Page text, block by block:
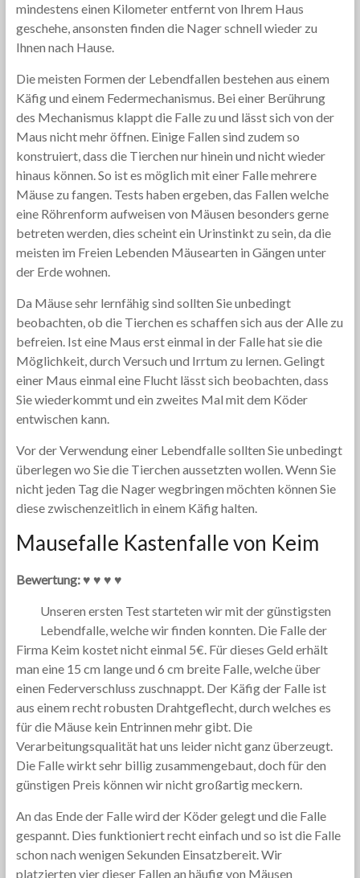
mindestens einen Kilometer entfernt von Ihrem Haus
geschehe, ansonsten finden die Nager schnell wieder zu
Ihnen nach Hause.
Die meisten Formen der Lebendfallen bestehen aus einem
Käfig und einem Federmechanismus. Bei einer Berührung
des Mechanismus klappt die Falle zu und lässt sich von der
Maus nicht mehr öffnen. Einige Fallen sind zudem so
konstruiert, dass die Tierchen nur hinein und nicht wieder
hinaus können. So ist es möglich mit einer Falle mehrere
Mäuse zu fangen. Tests haben ergeben, das Fallen welche
eine Röhrenform aufweisen von Mäusen besonders gerne
betreten werden, dies scheint ein Urinstinkt zu sein, da die
meisten im Freien Lebenden Mäusearten in Gängen unter
der Erde wohnen.
Da Mäuse sehr lernfähig sind sollten Sie unbedingt
beobachten, ob die Tierchen es schaffen sich aus der Alle zu
befreien. Ist eine Maus erst einmal in der Falle hat sie die
Möglichkeit, durch Versuch und Irrtum zu lernen. Gelingt
einer Maus einmal eine Flucht lässt sich beobachten, dass
Sie wiederkommt und ein zweites Mal mit dem Köder
entwischen kann.
Vor der Verwendung einer Lebendfalle sollten Sie unbedingt
überlegen wo Sie die Tierchen aussetzten wollen. Wenn Sie
nicht jeden Tag die Nager wegbringen möchten können Sie
diese zwischenzeitlich in einem Käfig halten.
Mausefalle Kastenfalle von Keim
Bewertung: ♥ ♥ ♥ ♥
Unseren ersten Test starteten wir mit der günstigsten
Lebendfalle, welche wir finden konnten. Die Falle der
Firma Keim kostet nicht einmal 5€. Für dieses Geld erhält
man eine 15 cm lange und 6 cm breite Falle, welche über
einen Federverschluss zuschnappt. Der Käfig der Falle ist
aus einem recht robusten Drahtgeflecht, durch welches es
für die Mäuse kein Entrinnen mehr gibt. Die
Verarbeitungsqualität hat uns leider nicht ganz überzeugt.
Die Falle wirkt sehr billig zusammengebaut, doch für den
günstigen Preis können wir nicht großartig meckern.
An das Ende der Falle wird der Köder gelegt und die Falle
gespannt. Dies funktioniert recht einfach und so ist die Falle
schon nach wenigen Sekunden Einsatzbereit. Wir
platzierten vier dieser Fallen an häufig von Mäusen